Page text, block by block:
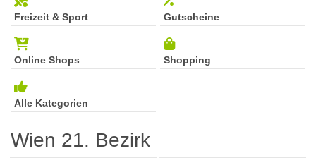
Freizeit & Sport Gutscheine
Online Shops Shopping
Alle Kategorien
Wien 21. Bezirk